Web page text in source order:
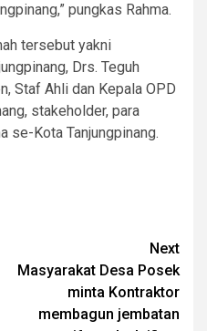
pungkas Rahma.
tersebut yakni
Drs. Teguh
Staf Ahli dan Kepala OPD
stakeholder, para
se-Kota Tanjungpinang.
Next
Masyarakat Desa Posek
minta Kontraktor
membagun jembatan